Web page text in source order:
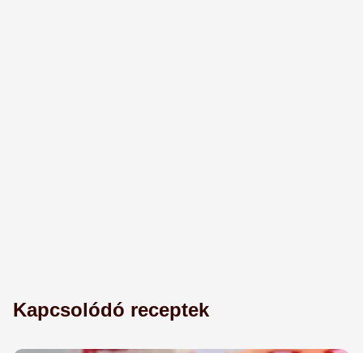
Kapcsolódó receptek